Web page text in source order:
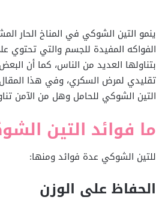
ينمو التين الشوكي في المناخ الحار
الفواكه المفيدة للجسم والتي تحتوي
بتناولها العديد من الناس، كما أن
تقليدي لمرض السكري، وفي هذا
التين الشوكي للحامل وهل من الآمن
ما فوائد التين
للتين الشوكي عدة فوائد ومنها:
الحفاظ على الوزن